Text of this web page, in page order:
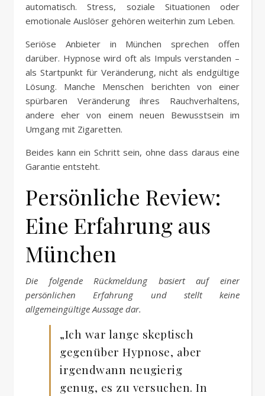
automatisch. Stress, soziale Situationen oder
emotionale Auslöser gehören weiterhin zum Leben.
Seriöse Anbieter in München sprechen offen
darüber. Hypnose wird oft als Impuls verstanden –
als Startpunkt für Veränderung, nicht als endgültige
Lösung. Manche Menschen berichten von einer
spürbaren Veränderung ihres Rauchverhaltens,
andere eher von einem neuen Bewusstsein im
Umgang mit Zigaretten.
Beides kann ein Schritt sein, ohne dass daraus eine
Garantie entsteht.
Persönliche Review:
Eine Erfahrung aus
München
Die folgende Rückmeldung basiert auf einer
persönlichen Erfahrung und stellt keine
allgemeingültige Aussage dar.
„Ich war lange skeptisch
gegenüber Hypnose, aber
irgendwann neugierig
genug, es zu versuchen. In